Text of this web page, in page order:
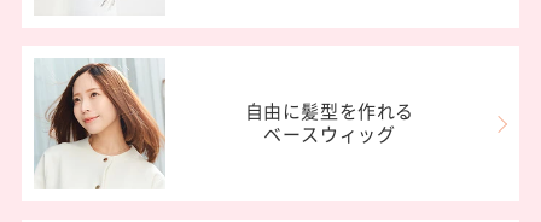
自由に髪型を作れる
ベースウィッグ